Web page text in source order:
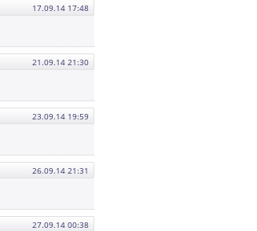
17.09.14 17:48
21.09.14 21:30
23.09.14 19:59
26.09.14 21:31
27.09.14 00:38